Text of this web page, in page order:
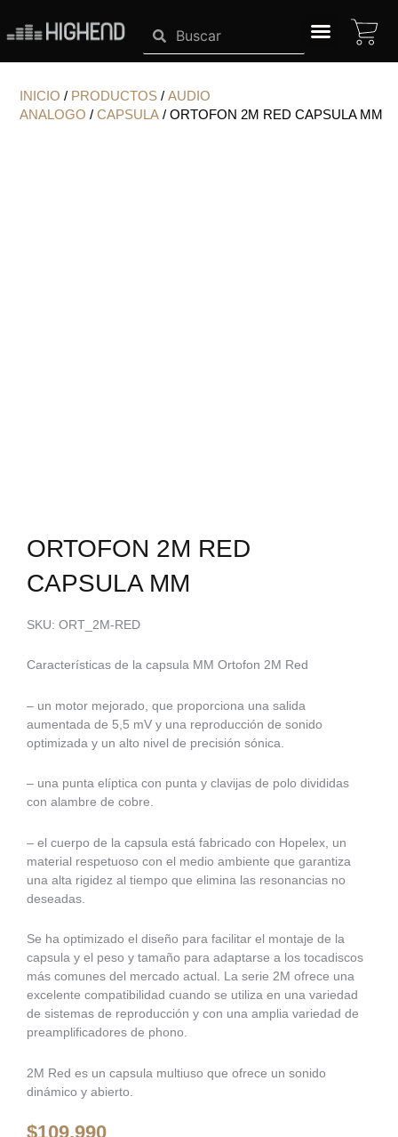
contenido
INICIO / PRODUCTOS / AUDIO
ANALOGO / CAPSULA / ORTOFON 2M RED CAPSULA MM
ORTOFON 2M RED
CAPSULA MM
SKU: ORT_2M-RED
Características de la capsula MM Ortofon 2M Red
– un motor mejorado, que proporciona una salida
aumentada de 5,5 mV y una reproducción de sonido
optimizada y un alto nivel de precisión sónica.
– una punta elíptica con punta y clavijas de polo divididas
con alambre de cobre.
– el cuerpo de la capsula está fabricado con Hopelex, un
material respetuoso con el medio ambiente que garantiza
una alta rigidez al tiempo que elimina las resonancias no
deseadas.
Se ha optimizado el diseño para facilitar el montaje de la
capsula y el peso y tamaño para adaptarse a los tocadiscos
más comunes del mercado actual. La serie 2M ofrece una
excelente compatibilidad cuando se utiliza en una variedad
de sistemas de reproducción y con una amplia variedad de
preamplificadores de phono.
2M Red es un capsula multiuso que ofrece un sonido
dinámico y abierto.
$109.990